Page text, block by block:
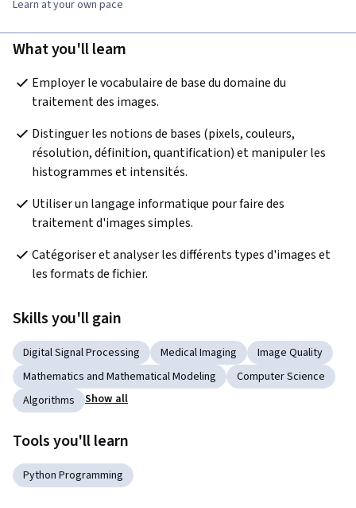
Learn at your own pace
What you'll learn
Employer le vocabulaire de base du domaine du
traitement des images.
Distinguer les notions de bases (pixels, couleurs,
résolution, définition, quantification) et manipuler les
histogrammes et intensités.
Utiliser un langage informatique pour faire des
traitement d'images simples.
Catégoriser et analyser les différents types d'images et
les formats de fichier.
Skills you'll gain
Digital Signal Processing Medical Imaging
Image Quality
Mathematics and Mathematical Modeling
Computer Science
Algorithms
Show all
Tools you'll learn
Python Programming